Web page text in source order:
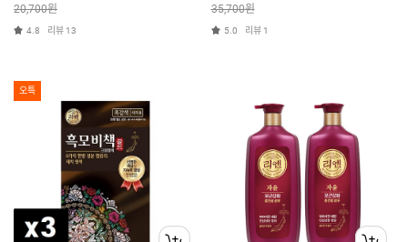
20,700원
4.8 리뷰 13
35,700원
5.0 리뷰 1
오특